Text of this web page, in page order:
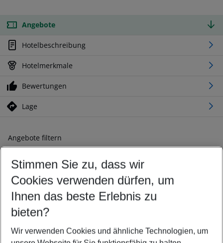
Angebote
Hotelbeschreibung
Hotelmerkmale
Bewertungen
Lage
Angebote filtern
Ändern Sie Ihre Kriterien nach Ihren Wünschen
Abflughafen wählen
Beliebiger Abflughafen
Reisezeitraum wählen
07.08.26– 05.08.27 5-8 Nächte
2 Erwachsene Keine Kinder
Stimmen Sie zu, dass wir
Cookies verwenden dürfen, um
Ihnen das beste Erlebnis zu
bieten?
Wir verwenden Cookies und ähnliche Technologien, um